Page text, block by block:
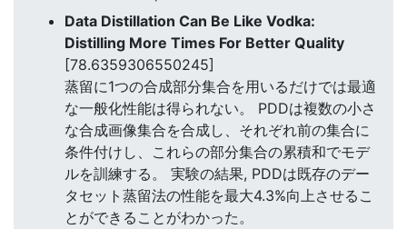
Data Distillation Can Be Like Vodka:
Distilling More Times For Better Quality
[78.6359306550245]
蒸留に1つの合成部分集合を用いるだけでは最適
な一般化性能は得られない。 PDDは複数の小さ
な合成画像集合を合成し、それぞれ前の集合に
条件付けし、これらの部分集合の累積和でモデ
ルを訓練する。 実験の結果, PDDは既存のデー
タセット蒸留法の性能を最大4.3%向上させるこ
とができることがわかった。